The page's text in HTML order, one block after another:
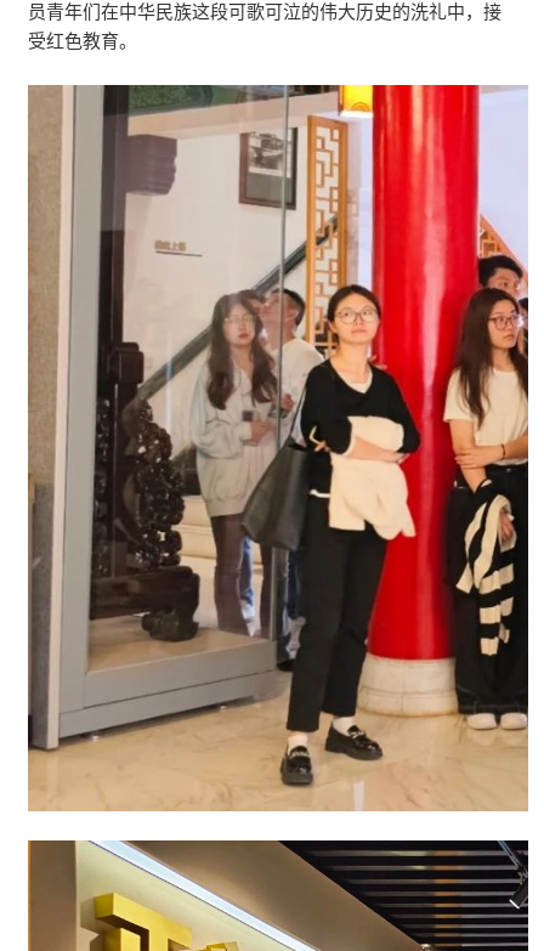
员青年们在中华民族这段可歌可泣的伟大历史的洗礼中，接
受红色教育。